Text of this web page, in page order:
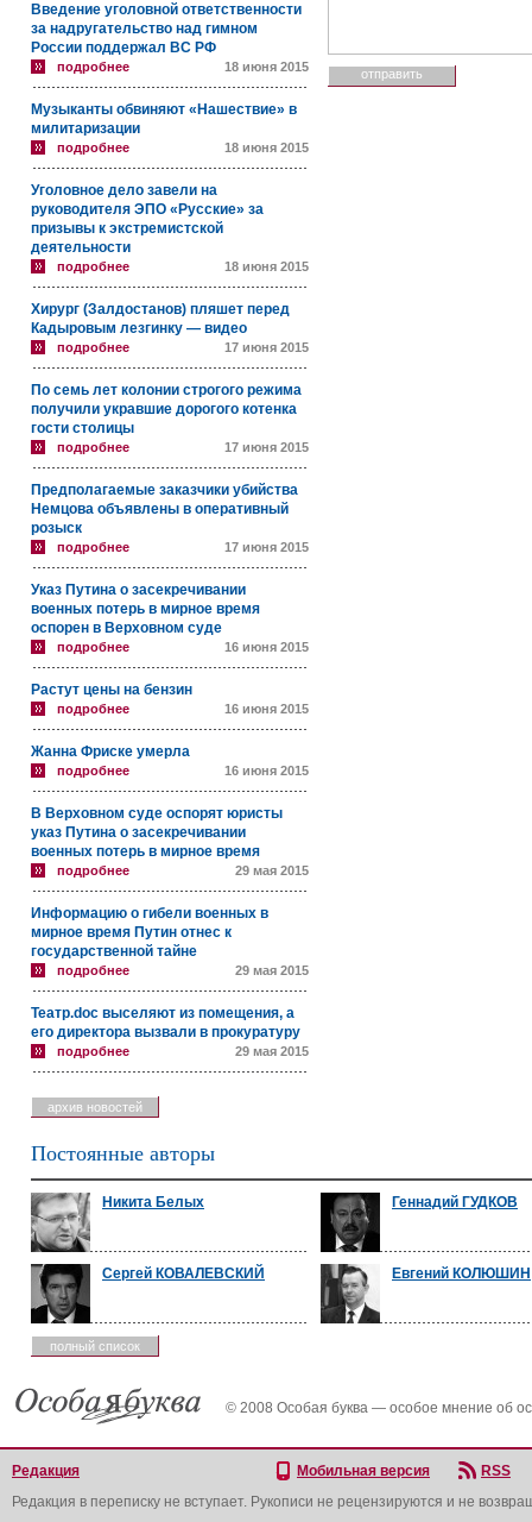
Введение уголовной ответственности
за надругательство над гимном
России поддержал ВС РФ
подробнее 18 июня 2015
Музыканты обвиняют «Нашествие» в
милитаризации
подробнее 18 июня 2015
Уголовное дело завели на
руководителя ЭПО «Русские» за
призывы к экстремистской
деятельности
подробнее 18 июня 2015
Хирург (Залдостанов) пляшет перед
Кадыровым лезгинку — видео
подробнее 17 июня 2015
По семь лет колонии строгого режима
получили укравшие дорогого котенка
гости столицы
подробнее 17 июня 2015
Предполагаемые заказчики убийства
Немцова объявлены в оперативный
розыск
подробнее 17 июня 2015
Указ Путина о засекречивании
военных потерь в мирное время
оспорен в Верховном суде
подробнее 16 июня 2015
Растут цены на бензин
подробнее 16 июня 2015
Жанна Фриске умерла
подробнее 16 июня 2015
В Верховном суде оспорят юристы
указ Путина о засекречивании
военных потерь в мирное время
подробнее 29 мая 2015
Информацию о гибели военных в
мирное время Путин отнес к
государственной тайне
подробнее 29 мая 2015
Театр.doc выселяют из помещения, а
его директора вызвали в прокуратуру
подробнее 29 мая 2015
архив новостей
Постоянные авторы
Никита Белых Геннадий ГУДКОВ
Сергей КОВАЛЕВСКИЙ Евгений КОЛЮШИН
полный список
© 2008 Особая буква — особое мнение об
Редакция Мобильная версия
RSS
Редакция в переписку не вступает. Рукописи не рецензируются и не